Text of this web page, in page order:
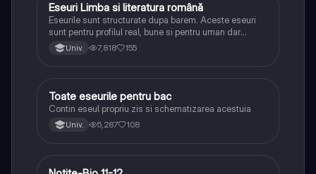
Limba și literatura română
Eseuri Limba si literatura română
Eseurile sunt structurate dupa barem. Aceste eseuri
sunt pentru profilul real, bune si pentru uman dar
lipsesc relatiile dintre personaje si caracrerizarile.
Univ. 7,818 155
Limba și literatura română
Toate eseurile pentru bac
Contin eseul propriu zis si schematizarea acestuia
Univ. 5,287 108